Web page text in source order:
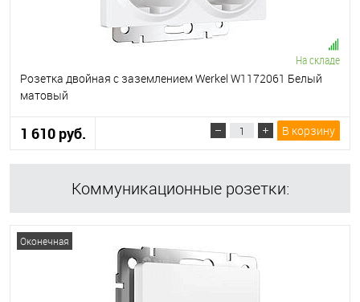
На складе
Розетка двойная с заземлением Werkel W1172061 Белый
матовый
1 610 руб. В корзину
Коммуникационные розетки:
Оконечная